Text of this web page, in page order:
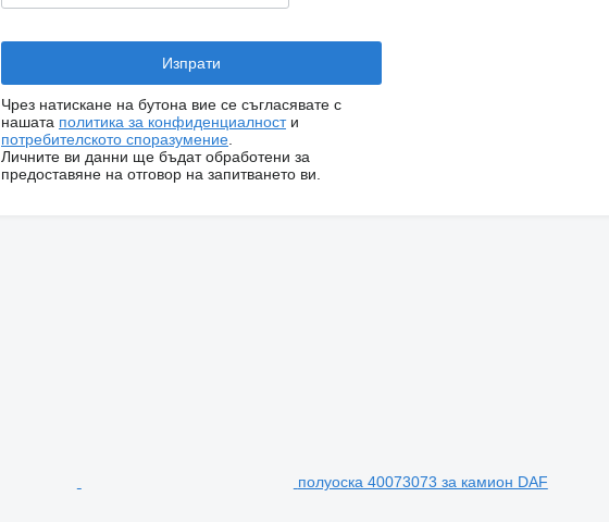
Чрез натискане на бутона вие се съгласявате с
нашата политика за конфиденциалности
потребителското споразумение
Личните ви данни ще бъдат обработени за
предоставяне на отговор на запитването ви.
полуоска 40073073 за камион DAF